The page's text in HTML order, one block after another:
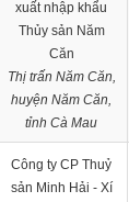
xuất nhập khẩu
Thủy sản Năm
Căn
Thị trấn Năm Căn,
huyện Năm Căn,
tỉnh Cà Mau
Công ty CP Thuỷ
sản Minh Hải - Xí